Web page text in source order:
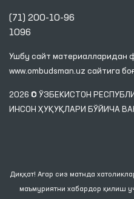
(71) 200-10-96
1096
Ушбу сайт материалларидан
www.ombudsman.uz сайтига
2026 © ЎЗБЕКИСТОН
ИНСОН ҲУҚУҚЛАРИ БЎЙИЧА
Диққат! Агар сиз матнда
маъмуриятни хабардор қилиш